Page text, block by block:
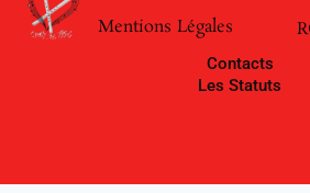
Mentions Légales
Contacts
Les Statuts